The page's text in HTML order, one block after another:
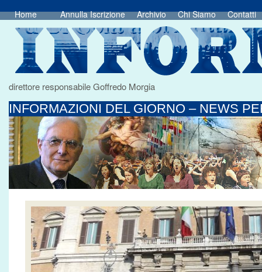
Home Annulla Iscrizione Archivio Chi Siamo Contatti
direttore responsabile Goffredo Morgia
INFORMAZIONI DEL GIORNO – NEWS